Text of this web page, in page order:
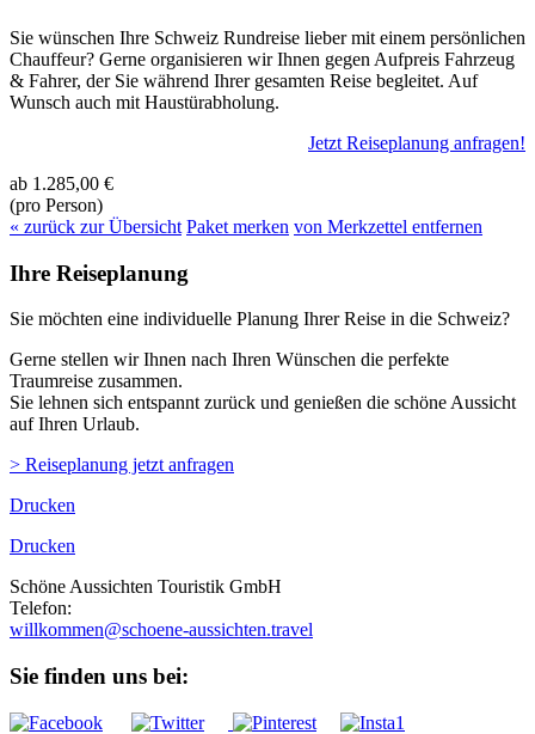
Sie wünschen Ihre Schweiz Rundreise lieber mit einem persönlichen
Chauffeur? Gerne organisieren wir Ihnen gegen Aufpreis Fahrzeug
& Fahrer, der Sie während Ihrer gesamten Reise begleitet. Auf
Wunsch auch mit Haustürabholung.
Jetzt Reiseplanung anfragen!
ab 1.285,00 €
(pro Person)
« zurück zur Übersicht Paket merken von Merkzettel entfernen
Ihre Reiseplanung
Sie möchten eine individuelle Planung Ihrer Reise in die Schweiz?
Gerne stellen wir Ihnen nach Ihren Wünschen die perfekte
Traumreise zusammen.
Sie lehnen sich entspannt zurück und genießen die schöne Aussicht
auf Ihren Urlaub.
> Reiseplanung jetzt anfragen
Drucken
Drucken
Schöne Aussichten Touristik GmbH
Telefon:
willkommen@schoene-aussichten.travel
Sie finden uns bei: